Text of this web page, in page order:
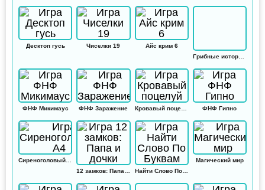
Десктоп гусь Чиселки 19
Айс крим 6
Грибные истории: Кликер
ФНФ Микимаус ФНФ Заражение Кровавый поцелуй ФНФ Гипно
Найти Слово По Буквам
Магический мир